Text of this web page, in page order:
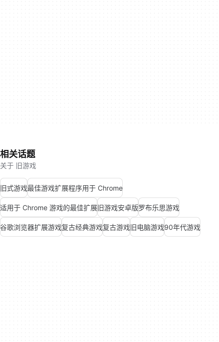
相关话题
关于 旧游戏
旧式游戏最佳游戏扩展程序用于 Chrome
适用于 Chrome 游戏的最佳扩展旧游戏安卓版罗布乐思游戏
谷歌浏览器扩展游戏复古经典游戏复古游戏旧电脑游戏90年代游戏